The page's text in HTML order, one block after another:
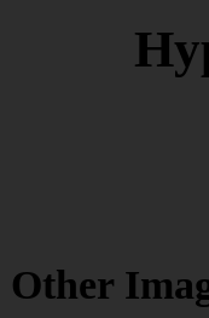
Other